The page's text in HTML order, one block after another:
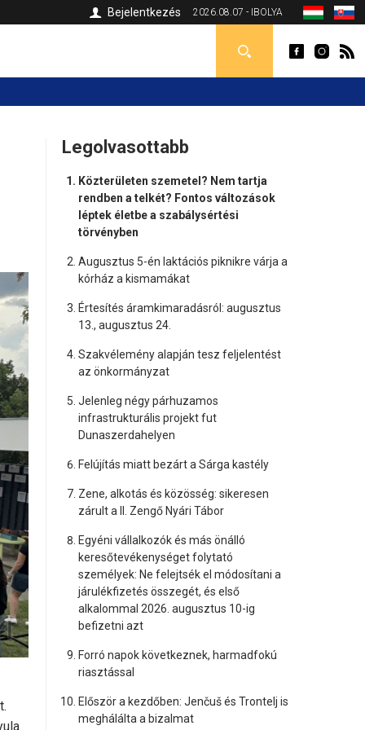
2026.08.07 - IBOLYA
Bejelentkezés
Legolvasottabb
Közterületen szemetel? Nem tartja
rendben a telkét? Fontos változások
léptek életbe a szabálysértési
törvényben
Augusztus 5-én laktációs piknikre várja a
kórház a kismamákat
Értesítés áramkimaradásról: augusztus
13., augusztus 24.
Szakvélemény alapján tesz feljelentést
az önkormányzat
Jelenleg négy párhuzamos
infrastrukturális projekt fut
Dunaszerdahelyen
Felújítás miatt bezárt a Sárga kastély
Zene, alkotás és közösség: sikeresen
zárult a II. Zengő Nyári Tábor
Egyéni vállalkozók és más önálló
keresőtevékenységet folytató
személyek: Ne felejtsék el módosítani a
járulékfizetés összegét, és első
alkalommal 2026. augusztus 10-ig
befizetni azt
Forró napok következnek, harmadfokú
riasztással
Először a kezdőben: Jenčuš és Trontelj is
meghálálta a bizalmat